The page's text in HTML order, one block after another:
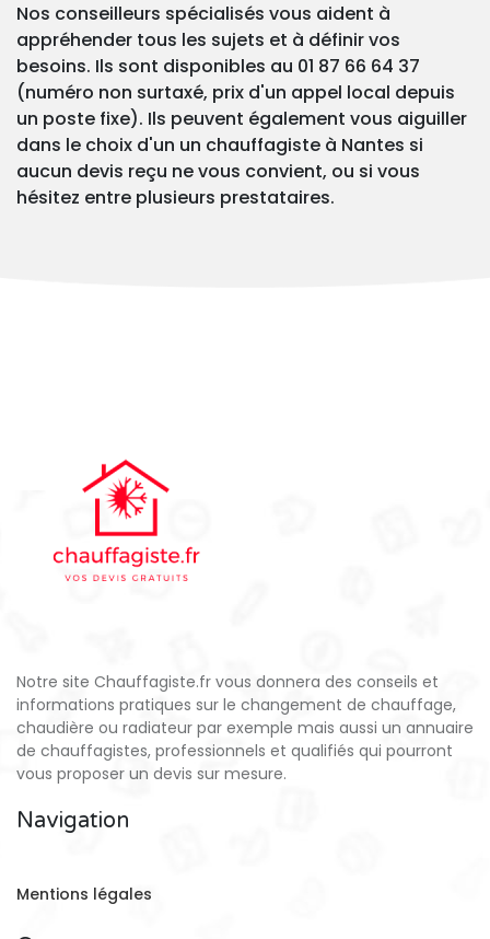
Nos conseilleurs spécialisés vous aident à
appréhender tous les sujets et à définir vos
besoins. Ils sont disponibles au 01 87 66 64 37
(numéro non surtaxé, prix d'un appel local depuis
un poste fixe). Ils peuvent également vous aiguiller
dans le choix d'un un chauffagiste à Nantes si
aucun devis reçu ne vous convient, ou si vous
hésitez entre plusieurs prestataires.
Notre site Chauffagiste.fr vous donnera des conseils et
informations pratiques sur le changement de chauffage,
chaudière ou radiateur par exemple mais aussi un annuaire
de chauffagistes, professionnels et qualifiés qui pourront
vous proposer un devis sur mesure.
Navigation
Mentions légales